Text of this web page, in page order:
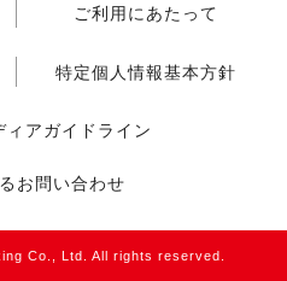
ご利用にあたって
特定個人情報基本方針
ィアガイドライン
お問い合わせ
Co., Ltd. All rights reserved.